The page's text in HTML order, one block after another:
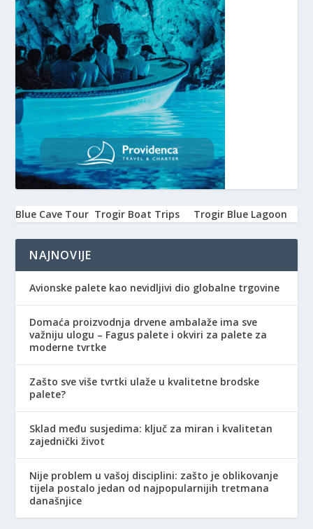
Blue Cave Tour Trogir Boat Trips Trogir Blue Lagoon
NAJNOVIJE
Avionske palete kao nevidljivi dio globalne trgovine
Domaća proizvodnja drvene ambalaže ima sve
važniju ulogu – Fagus palete i okviri za palete za
moderne tvrtke
Zašto sve više tvrtki ulaže u kvalitetne brodske
palete?
Sklad među susjedima: ključ za miran i kvalitetan
zajednički život
Nije problem u vašoj disciplini: zašto je oblikovanje
tijela postalo jedan od najpopularnijih tretmana
današnjice